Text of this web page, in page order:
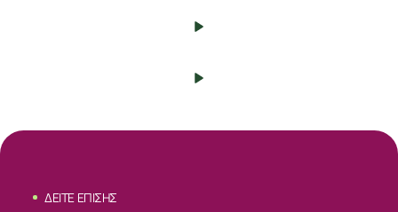
ΔΕΙΤΕ ΕΠΙΣΗΣ